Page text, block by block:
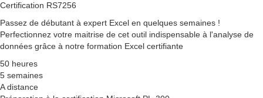
Certification RS7256
Passez de débutant à expert Excel en quelques semaines !
Perfectionnez votre maitrise de cet outil indispensable à l'analyse de
données grâce à notre formation Excel certifiante
50 heures
5 semaines
A distance